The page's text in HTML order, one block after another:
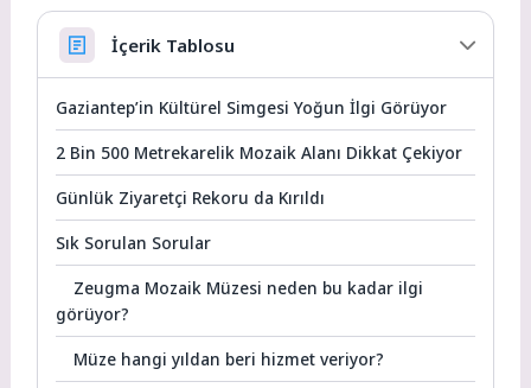
İçerik Tablosu
Gaziantep’in Kültürel Simgesi Yoğun İlgi Görüyor
2 Bin 500 Metrekarelik Mozaik Alanı Dikkat Çekiyor
Günlük Ziyaretçi Rekoru da Kırıldı
Sık Sorulan Sorular
Zeugma Mozaik Müzesi neden bu kadar ilgi
görüyor?
Müze hangi yıldan beri hizmet veriyor?